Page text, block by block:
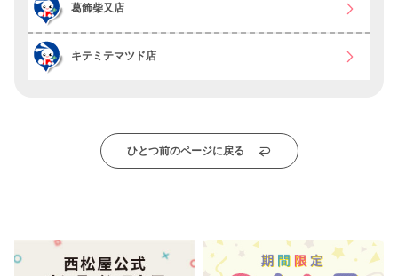
葛飾柴又店
キテミテマツド店
ひとつ前のページに戻る